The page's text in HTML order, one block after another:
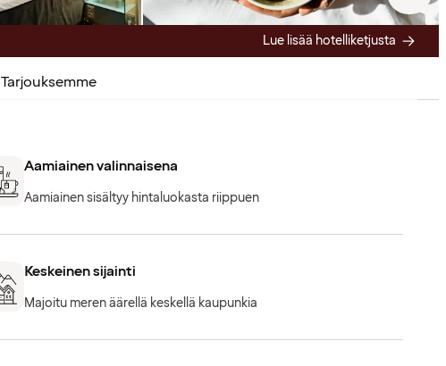
Lue lisää hotelliketjusta
Tarjouksemme
Aamiainen valinnaisena
Aamiainen sisältyy hintaluokasta riippuen
Keskeinen sijainti
Majoitu meren äärellä keskellä kaupunkia